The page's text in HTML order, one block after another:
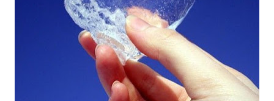
fixado em uma haste lanceada, em prata. Encimando o
escudo há uma coroa em ouro, com quatro torres, três
ameias, com uma porta cada. Suportes: dois ramos de café,
frutificados, na sua cor natural. Divisa: ‘Non ducor duco’
(não sou conduzido, conduzo). . A cr...